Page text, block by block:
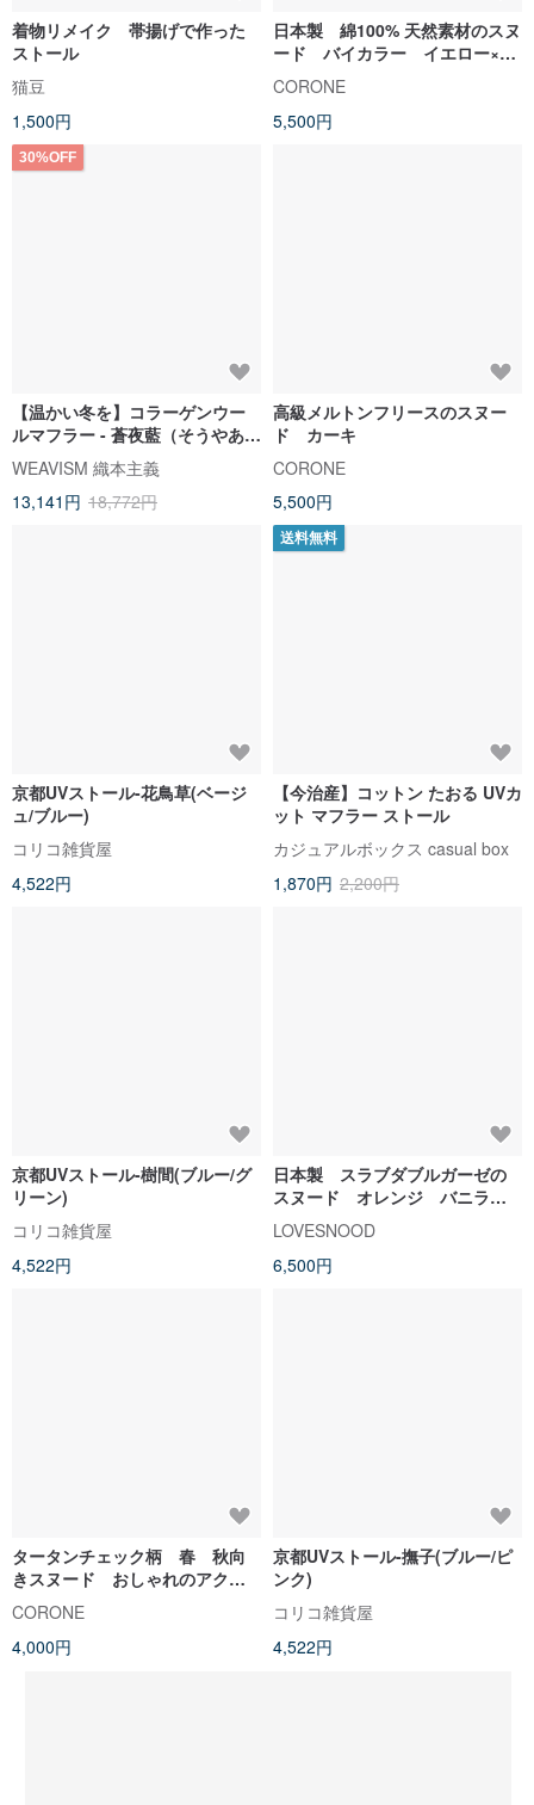
着物リメイク 帯揚げで作った
ストール
猫豆
1,500円
日本製 綿100% 天然素材のスヌ
ード バイカラー イエロー×オ
レンジ
CORONE
5,500円
30%OFF
【温かい冬を】コラーゲンウー
ルマフラー - 蒼夜藍（そうやあ
い）
WEAVISM 織本主義
13,141円 18,772円
高級メルトンフリースのスヌー
ド カーキ
CORONE
5,500円
京都UVストール-花鳥草(ベージ
ュ/ブルー)
コリコ雑貨屋
4,522円
送料無料
【今治産】コットン たおる UVカ
ット マフラー ストール
カジュアルボックス casual box
1,870円 2,200円
京都UVストール-樹間(ブルー/グ
リーン)
コリコ雑貨屋
4,522円
日本製 スラブダブルガーゼの
スヌード オレンジ バニラミ
ルク ロング
LOVESNOOD
6,500円
タータンチェック柄 春 秋向
きスヌード おしゃれのアクセ
ント 紫外線対策 モノトーン
CORONE
4,000円
京都UVストール-撫子(ブルー/ピ
ンク)
コリコ雑貨屋
4,522円